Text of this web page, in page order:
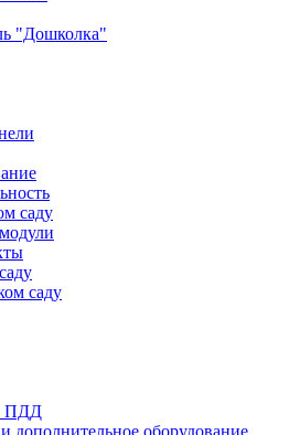
"Дошколка"
саду
саду
ПДД
дополнительное оборудование